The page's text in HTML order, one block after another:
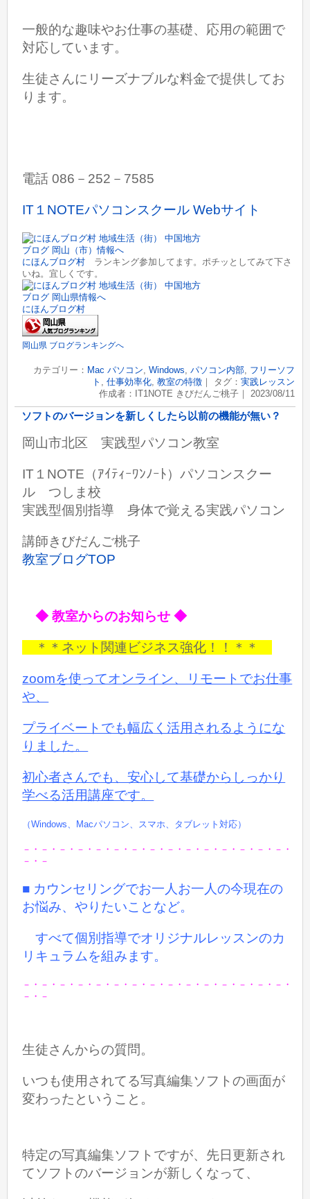
一般的な趣味やお仕事の基礎、応用の範囲で
対応しています。
生徒さんにリーズナブルな料金で提供してお
ります。
電話 086－252－7585
IT１NOTEパソコンスクール Webサイト
にほんブログ村 ランキング参加してます。ポチッとしてみて下さ
いね。宜しくです。
にほんブログ村
岡山県 ブログランキングへ
カテゴリー： Mac パソコン, Windows, パソコン内部, フリーソフ
ト , 仕事効率化, 教室の特徴｜ タグ： 実践レッスン
作成者：IT1NOTE きびだんご桃子｜ 2023/08/11
ソフトのバージョンを新しくしたら以前の機能が無い？
岡山市北区 実践型パソコン教室
IT１NOTE（ｱｲﾃｨｰﾜﾝﾉｰﾄ）パソコンスクー
ル つしま校
実践型個別指導 身体で覚える実践パソコン
講師きびだんご桃子
教室ブログTOP
◆ 教室からのお知らせ ◆
＊＊ネット関連ビジネス強化！！＊＊
zoomを使ってオンライン、リモートでお仕事
や、
プライベートでも幅広く活用されるようにな
りました。
初心者さんでも、安心して基礎からしっかり
学べる活用講座です。
（Windows、Macパソコン、スマホ、タブレット対応）
－・－・－・－・－・－・－・－・－・－・－・－・－・－・－・
－・－
■ カウンセリングでお一人お一人の今現在の
お悩み、やりたいことなど。
すべて個別指導でオリジナルレッスンのカ
リキュラムを組みます。
－・－・－・－・－・－・－・－・－・－・－・－・－・－・－・
－・－
生徒さんからの質問。
いつも使用されてる写真編集ソフトの画面が
変わったということ。
特定の写真編集ソフトですが、先日更新され
てソフトのバージョンが新しくなって、